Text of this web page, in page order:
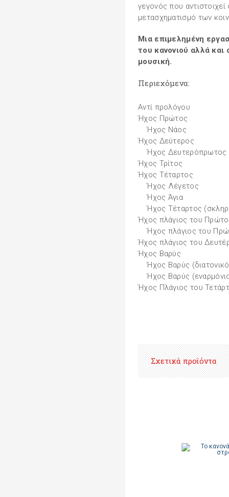
γεγονός που
μετασχηματισμό των
Μια επιμελημένη
του κανονιού αλλά
μουσική.
Περιεχόμενα:
Αντί προλόγου
Ήχος Πρώτος
Ήχος Νάος
Ήχος Δεύτερος
Ήχος Δευτερόπρωτος
Ήχος Τρίτος
Ήχος Τέταρτος
Ήχος Λέγετος
Ήχος Άγια
Ήχος Τέταρτος
Ήχος πλάγιος του
Ήχος πλάγιος του
Ήχος πλάγιος του
Ήχος Βαρύς
Ήχος Βαρύς
Ήχος Βαρύς
Ήχος Πλάγιος του
Σχετικά προϊόντα